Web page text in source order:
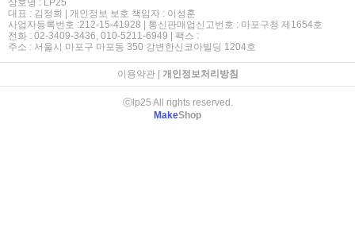
대표 : 김정희 | 개인정보 보호 책임자 : 이성훈
사업자등록번호 :212-15-41928 | 통신판매업신고번호 : 마포구청 제1654호
전화 : 02-3409-3436, 010-5211-6949 | 팩스 :
주소 : 서울시 마포구 마포동 350 강변한신코아빌딩 1204호
이용약관| 개인정보처리방침
ⓒlp25 All rights reserved.
MakeShop